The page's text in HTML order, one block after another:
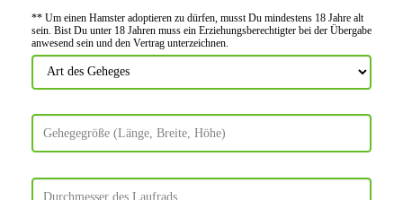
** Um einen Hamster adoptieren zu dürfen, musst Du mindes­tens 18 Jahre alt
sein. Bist Du unter 18 Jahren muss ein Erziehungs­berechtigter bei der Über­gabe
anwes­end sein und den Vertrag unter­zeichnen.